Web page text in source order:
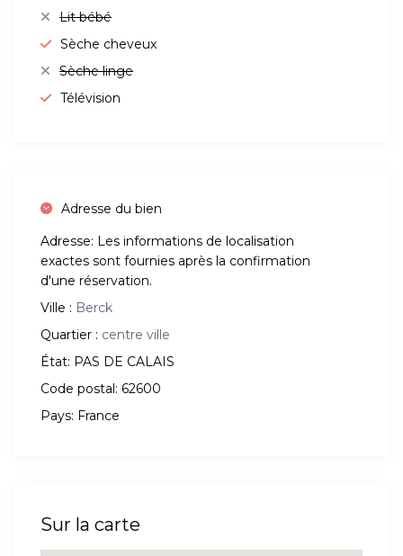
Lit bébé
Sèche cheveux
Sèche linge
Télévision
Adresse du bien
Adresse: Les informations de localisation
exactes sont fournies après la confirmation
d'une réservation.
Ville : Berck
Quartier : centre ville
État: PAS DE CALAIS
Code postal: 62600
Pays: France
Sur la carte